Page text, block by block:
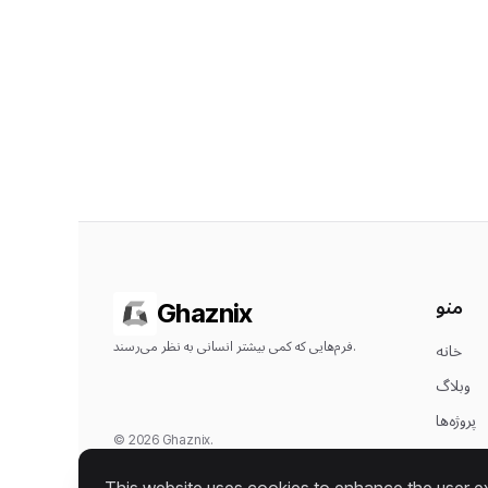
Ghaznix
فرم‌هایی که کمی بیشتر انسانی به نظر می‌رسند.
© 2026 Ghaznix.
منو
خانه
وبلاگ
پروژه‌ها
ابزارها